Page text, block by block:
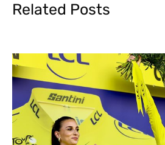
Related Posts